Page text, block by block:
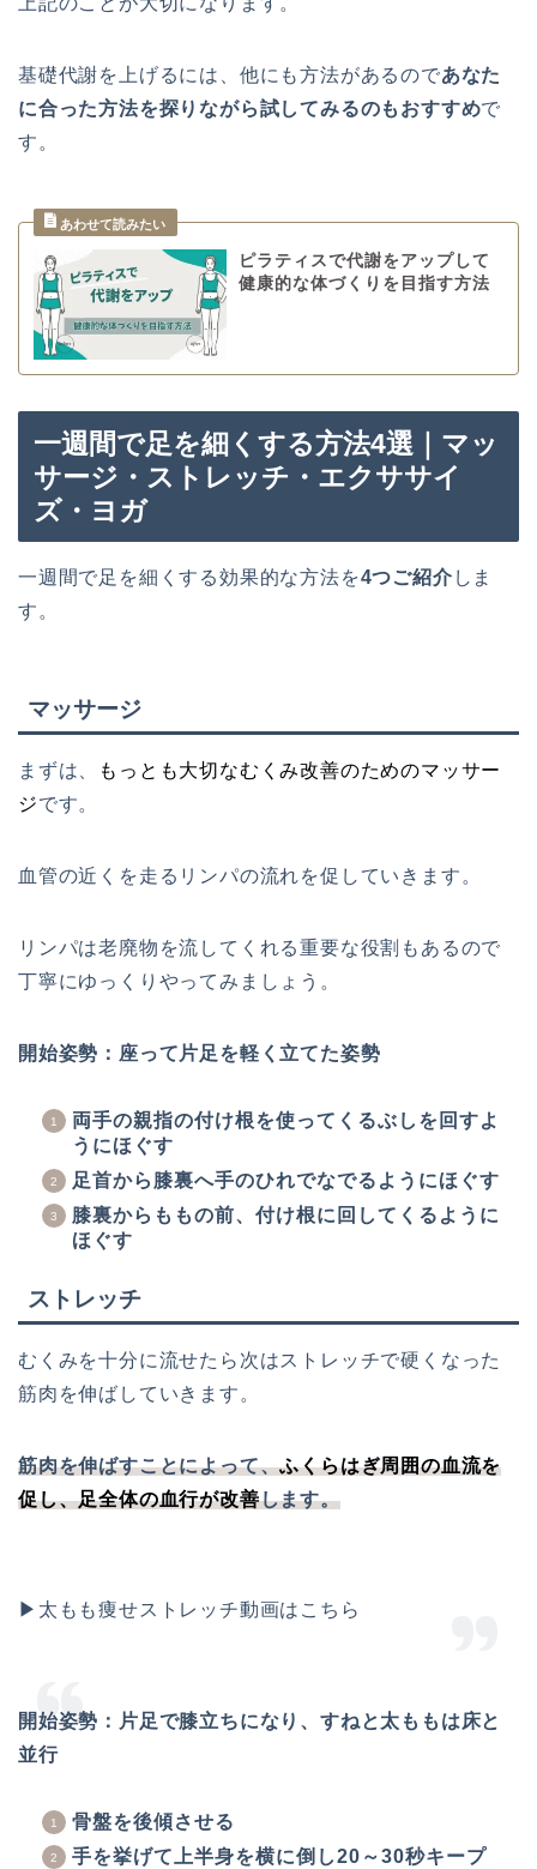
基礎代謝を上げるには、他にも方法があるのであなた
に合った方法を探りながら試してみるのもおすすめで
す。
ピラティスで代謝をアップして
健康的な体づくりを目指す方法
一週間で足を細くする方法4選｜マッ
サージ・ストレッチ・エクササイ
ズ・ヨガ
一週間で足を細くする効果的な方法を4つご紹介 しま
す。
マッサージ
まずは、
もっとも大切なむくみ改善のためのマッサー
ジです。
血管の近くを走るリンパの流れを促していきます。
リンパは老廃物を流してくれる重要な役割もあるので
丁寧にゆっくりやってみましょう。
開始姿勢：座って片足を軽く立てた姿勢
両手の親指の付け根を使ってくるぶしを回すよ
うにほぐす
足首から膝裏へ手のひれでなでるようにほぐす
膝裏からももの前、付け根に回してくるように
ほぐす
ストレッチ
むくみを十分に流せたら次はストレッチで硬くなった
筋肉を伸ばしていきます。
筋肉を伸ばすことによって、ふくらはぎ周囲の血流を
促し、足全体の血行が改善します。
▶太もも痩せストレッチ動画はこちら
開始姿勢：片足で膝立ちになり、すねと太ももは床と
並行
骨盤を後傾させる
手を挙げて上半身を横に倒し20～30秒キープ